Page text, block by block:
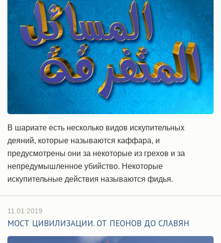
В шариате есть несколько видов искупительных
деяний, которые называются каффара, и
предусмотрены они за некоторые из грехов и за
непредумышленное убийство. Некоторые
искупительные действия называются фидья.
11.01.2019
МОСТ ЦИВИЛИЗАЦИИ. ОТ ПЕОНОВ ДО СЛАВЯН